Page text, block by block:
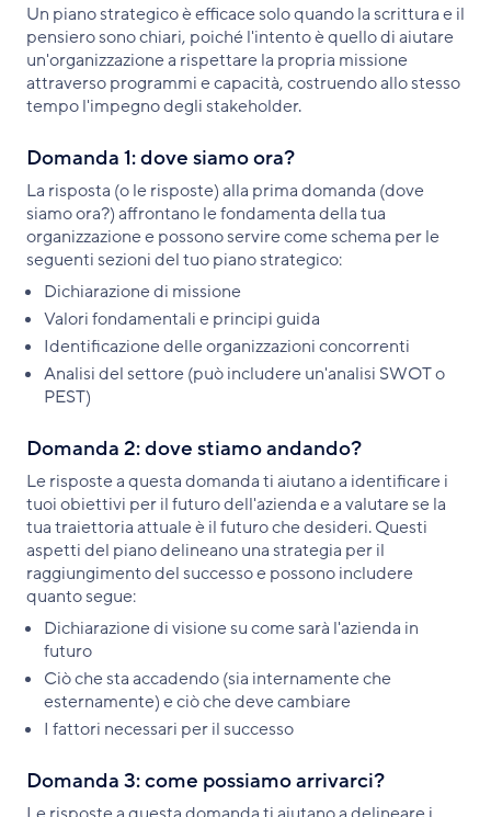
Un piano strategico è efficace solo quando la scrittura e il
pensiero sono chiari, poiché l'intento è quello di aiutare
un'organizzazione a rispettare la propria missione
attraverso programmi e capacità, costruendo allo stesso
tempo l'impegno degli stakeholder.
Domanda 1: dove siamo ora?
La risposta (o le risposte) alla prima domanda (dove
siamo ora?) affrontano le fondamenta della tua
organizzazione e possono servire come schema per le
seguenti sezioni del tuo piano strategico:
Dichiarazione di missione
Valori fondamentali e principi guida
Identificazione delle organizzazioni concorrenti
Analisi del settore (può includere un'analisi SWOT o
PEST)
Domanda 2: dove stiamo andando?
Le risposte a questa domanda ti aiutano a identificare i
tuoi obiettivi per il futuro dell'azienda e a valutare se la
tua traiettoria attuale è il futuro che desideri. Questi
aspetti del piano delineano una strategia per il
raggiungimento del successo e possono includere
quanto segue:
Dichiarazione di visione su come sarà l'azienda in
futuro
Ciò che sta accadendo (sia internamente che
esternamente) e ciò che deve cambiare
I fattori necessari per il successo
Domanda 3: come possiamo arrivarci?